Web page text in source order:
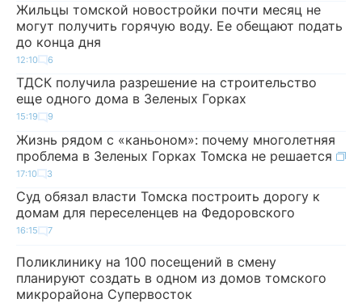
Жильцы томской новостройки почти месяц не
могут получить горячую воду. Ее обещают подать
до конца дня
12:10 6
ТДСК получила разрешение на строительство
еще одного дома в Зеленых Горках
15:19 9
Жизнь рядом с «каньоном»: почему многолетняя
проблема в Зеленых Горках Томска не решается
17:10 3
Суд обязал власти Томска построить дорогу к
домам для переселенцев на Федоровского
16:15 7
Поликлинику на 100 посещений в смену
планируют создать в одном из домов томского
микрорайона Супервосток